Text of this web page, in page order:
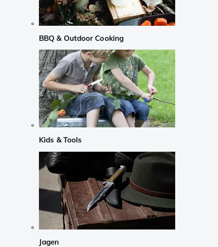
BBQ & Outdoor Cooking
Kids & Tools
Jagen